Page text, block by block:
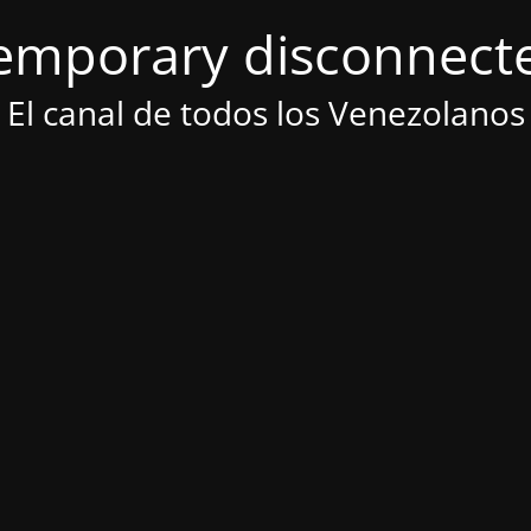
El canal de todos los Venezolanos